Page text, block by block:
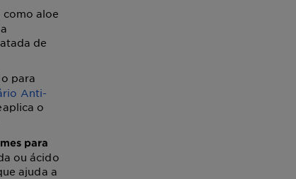
aloe
de
para
Anti-
o
para
ou ácido
ajuda a